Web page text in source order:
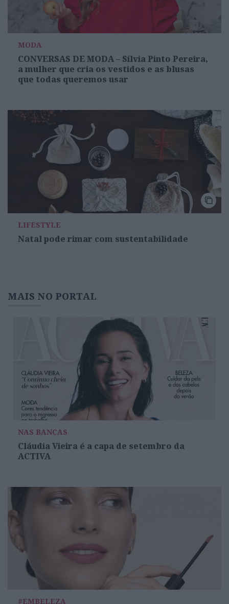
MODA
CONVERSAS DE MODA – Sílvia Pinto Pereira,
a mulher que cria os vestidos e as blusas
que todas queremos usar
LIFESTYLE
Natal pode rimar com sustentabilidade
MAIS NO PORTAL
NAS BANCAS
Cláudia Vieira é a capa de setembro da
ACTIVA
#EMBELEZA